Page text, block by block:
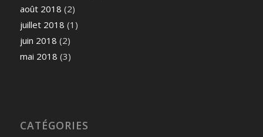
août 2018 (2)
juillet 2018 (1)
juin 2018 (2)
mai 2018 (3)
CATÉGORIES